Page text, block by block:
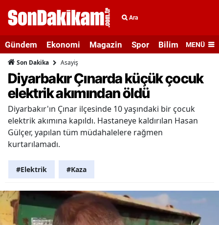
Ara
Gündem Ekonomi Magazin Spor Bilim veMENÜ
Son Dakika Asayiş
Diyarbakır Çınarda küçük çocuk
elektrik akımından öldü
Diyarbakır'ın Çınar ilçesinde 10 yaşındaki bir çocuk
elektrik akımına kapıldı. Hastaneye kaldırılan Hasan
Gülçer, yapılan tüm müdahalelere rağmen
kurtarılamadı.
#Elektrik #Kaza